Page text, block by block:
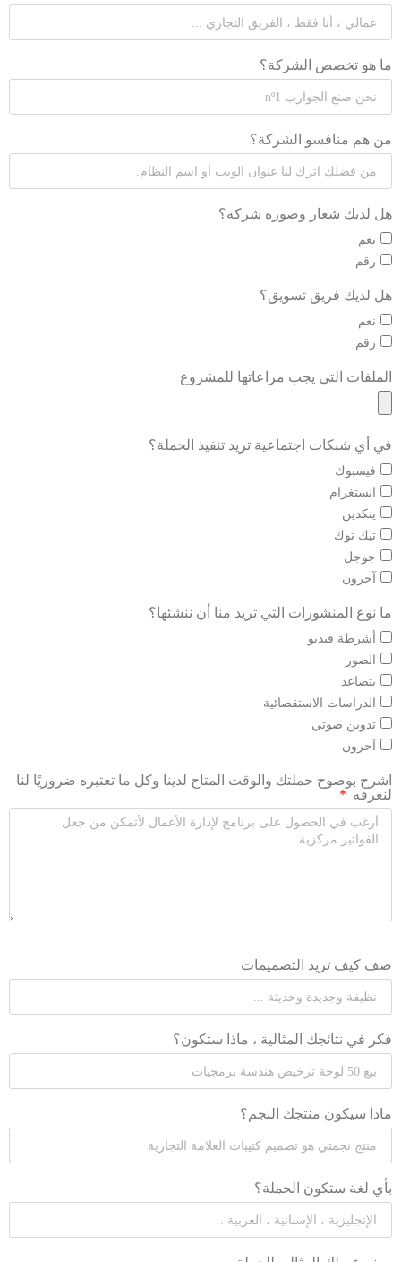
ما هو تخصص الشركة؟
من هم منافسو الشركة؟
هل لديك شعار وصورة شركة؟
نعم
رقم
هل لديك فريق تسويق؟
نعم
رقم
الملفات التي يجب مراعاتها للمشروع
في أي شبكات اجتماعية تريد تنفيذ الحملة؟
فيسبوك
انستغرام
ينكدين
تيك توك
جوجل
آحرون
ما نوع المنشورات التي تريد منا أن ننشئها؟
أشرطة فيديو
الصور
يتصاعد
الدراسات الاستقصائية
تدوين صوتي
آحرون
اشرح بوضوح حملتك والوقت المتاح لدينا وكل ما تعتبره ضروريًا لنا
لنعرفه
صف كيف تريد التصميمات
فكر في نتائجك المثالية ، ماذا ستكون؟
ماذا سيكون منتجك النجم؟
بأي لغة ستكون الحملة؟